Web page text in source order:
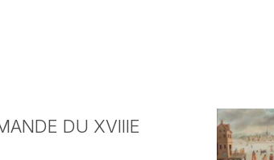
DU XVIIIE